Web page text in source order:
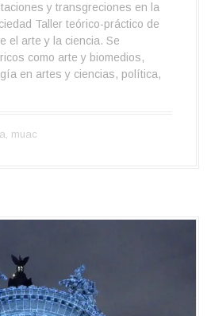
y transgreciones en la
Taller teórico-práctico de
el arte y la ciencia. Se
como arte y biomedios,
en artes y ciencias, política,
, muac